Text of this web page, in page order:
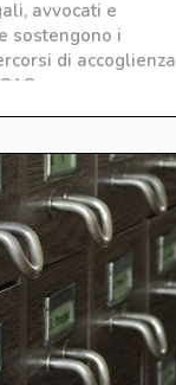
avvocati e
sostengono i
di accoglienza